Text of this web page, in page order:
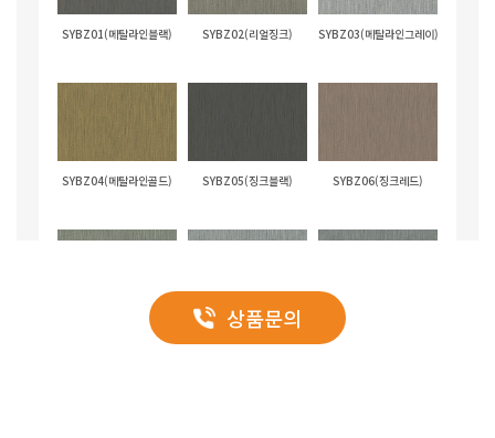
SYBZ01(메탈라인블랙) SYBZ02(리얼징크) SYBZ03(메탈라인그레이)
SYBZ04(메탈라인골드) SYBZ05(징크블랙) SYBZ06(징크레드)
SYBZ07(징크그린) SYBZ08(징크그레이) SYBZ09(징크블루)
상품문의